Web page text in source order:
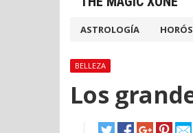
ASTROLOGÍA
BELLEZA
Los